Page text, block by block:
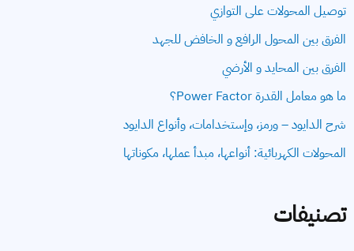
توصيل المحولات على التوازي
الفرق بين المحول الرافع و الخافض للجهد
الفرق بين المحايد و الأرضي
ما هو معامل القدرة Power Factor؟
شرح الدايود – ورمز، وإستخدامات، وأنواع الدايود
المحولات الكهربائية: أنواعها، مبدأ عملها، مكوناتها
تصنيفات